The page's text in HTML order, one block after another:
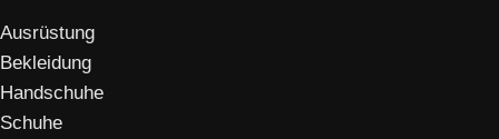
Ausrüstung
Bekleidung
Handschuhe
Schuhe